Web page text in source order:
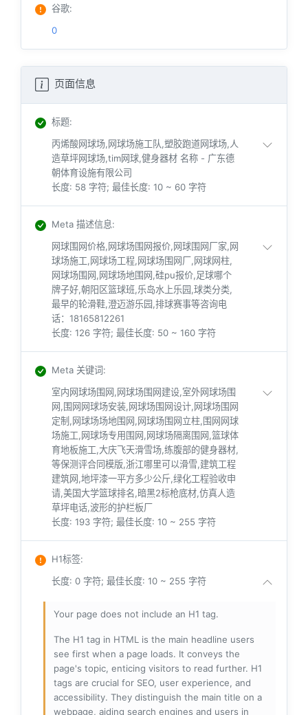
谷歌:
0
页面信息
标题:
丙烯酸网球场,网球场施工队,塑胶跑道网球场,人
造草坪网球场,tim网球,健身器材 名称 - 广东德
朝体育设施有限公司
长度: 58 字符; 最佳长度: 10 ~ 60 字符
Meta 描述信息:
网球围网价格,网球场围网报价,网球围网厂家,网
球场施工,网球场工程,网球场围网厂,网球网柱,
网球场围网,网球场地围网,硅pu报价,足球哪个
牌子好,朝阳区篮球班,乐岛水上乐园,球类分类,
最早的轮滑鞋,澄迈游乐园,排球赛事等咨询电
话：18165812261
长度: 126 字符; 最佳长度: 50 ~ 160 字符
Meta 关键词:
室内网球场围网,网球场围网建设,室外网球场围
网,围网网球场安装,网球场围网设计,网球场围网
定制,网球场场地围网,网球场围网立柱,围网网球
场施工,网球场专用围网,网球场隔离围网,篮球体
育地板施工,大庆飞天滑雪场,练腹部的健身器材,
等保测评合同模版,浙江哪里可以滑雪,建筑工程
建筑网,地坪漆一平方多少公斤,绿化工程验收申
请,美国大学篮球排名,暗黑2标枪底材,仿真人造
草坪电话,波形的护栏板厂
长度: 193 字符; 最佳长度: 10 ~ 255 字符
H1标签:
长度: 0 字符; 最佳长度: 10 ~ 255 字符
Your page does not include an H1 tag.
The H1 tag in HTML is the main headline users
see first when a page loads. It conveys the
page's topic, enticing visitors to read further. H1
tags are crucial for SEO, user experience, and
accessibility. They distinguish the main title on a
webpage, aiding search engines and users in